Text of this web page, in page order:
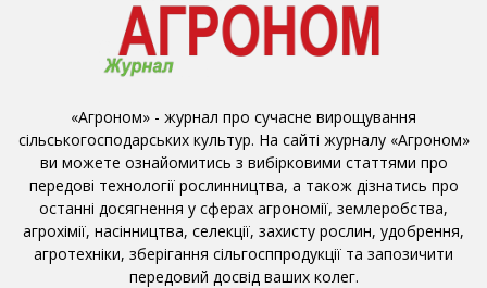
«Агроном» - журнал про сучасне вирощування
сільськогосподарських культур. На сайті журналу «Агроном»
ви можете ознайомитись з вибірковими статтями про
передові технології рослинництва, а також дізнатись про
останні досягнення у сферах агрономії, землеробства,
агрохімії, насінництва, селекції, захисту рослин, удобрення,
агротехніки, зберігання сільгосппродукції та запозичити
передовий досвід ваших колег.